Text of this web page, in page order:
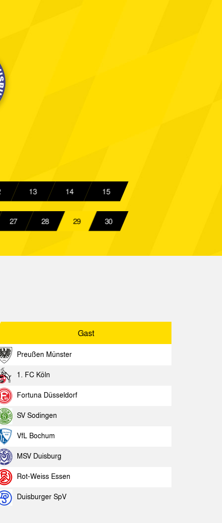
Spielbericht
SpV Spielbericht
Aachen Spielbericht
Aachen
Aachen
Aachen
SV
Aachen
13 14 15
27 28 29 30
Gast
Preußen Münster
1. FC Köln
Fortuna Düsseldorf
SV Sodingen
VfL Bochum
MSV Duisburg
Rot-Weiss Essen
Duisburger SpV